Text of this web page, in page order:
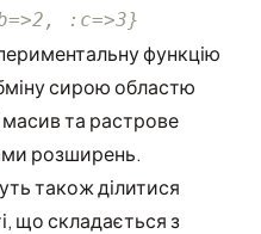
:c=>3}
функцію
сирою областю
масив та растрове
розширень.
також ділитися
що складається з